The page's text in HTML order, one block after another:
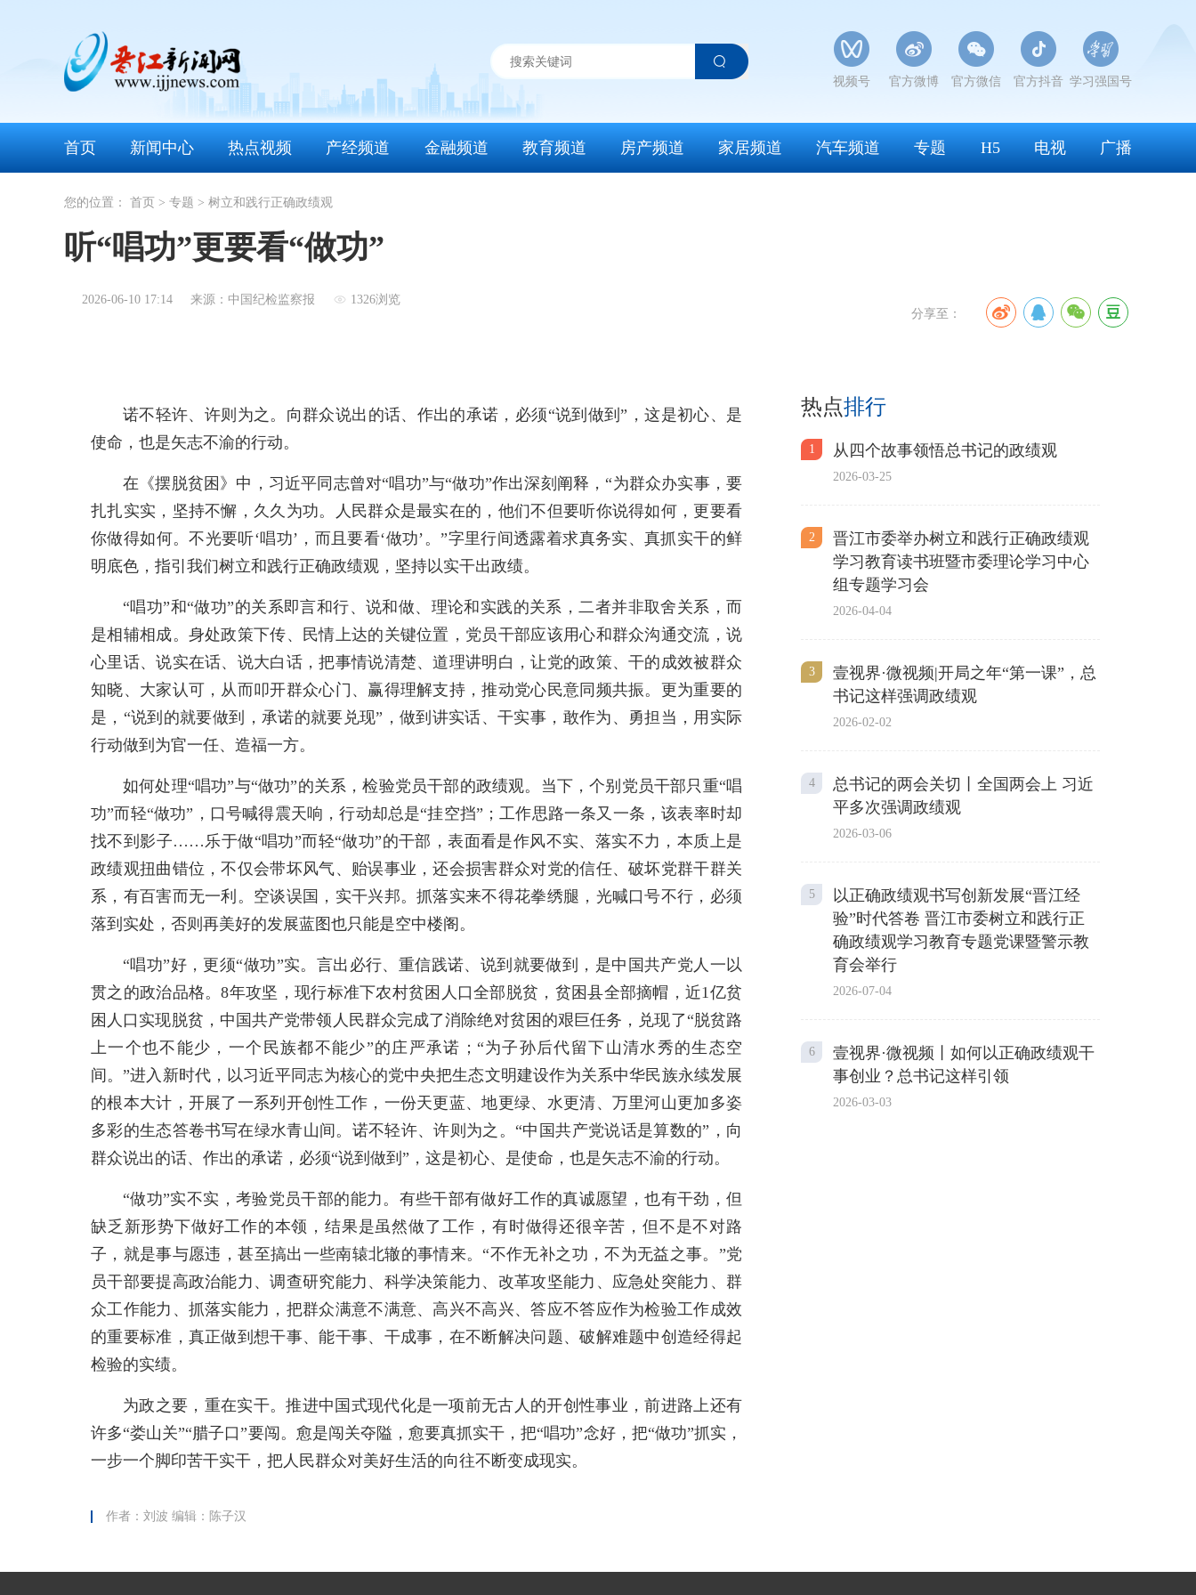
视频号 官方微博 官方微信 官方抖音 学习强国号
首页 新闻中心 热点视频 产经频道 金融频道 教育频道 房产频道 家居频道 汽车频道 专题 H5 电视 广播
您的位置： 首页 > 专题 > 树立和践行正确政绩观
听“唱功”更要看“做功”
2026-06-10 17:14 来源：中国纪检监察报
1326浏览
分享至：
诺不轻许、许则为之。向群众说出的话、作出的承诺，必须“说到做到”，这是初心、是
使命，也是矢志不渝的行动。
在《摆脱贫困》中，习近平同志曾对“唱功”与“做功”作出深刻阐释，“为群众办实事，要
扎扎实实，坚持不懈，久久为功。人民群众是最实在的，他们不但要听你说得如何，更要看
你做得如何。不光要听‘唱功’，而且要看‘做功’。”字里行间透露着求真务实、真抓实干的鲜
明底色，指引我们树立和践行正确政绩观，坚持以实干出政绩。
“唱功”和“做功”的关系即言和行、说和做、理论和实践的关系，二者并非取舍关系，而
是相辅相成。身处政策下传、民情上达的关键位置，党员干部应该用心和群众沟通交流，说
心里话、说实在话、说大白话，把事情说清楚、道理讲明白，让党的政策、干的成效被群众
知晓、大家认可，从而叩开群众心门、赢得理解支持，推动党心民意同频共振。更为重要的
是，“说到的就要做到，承诺的就要兑现”，做到讲实话、干实事，敢作为、勇担当，用实际
行动做到为官一任、造福一方。
如何处理“唱功”与“做功”的关系，检验党员干部的政绩观。当下，个别党员干部只重“唱
功”而轻“做功”，口号喊得震天响，行动却总是“挂空挡”；工作思路一条又一条，该表率时却
找不到影子……乐于做“唱功”而轻“做功”的干部，表面看是作风不实、落实不力，本质上是
政绩观扭曲错位，不仅会带坏风气、贻误事业，还会损害群众对党的信任、破坏党群干群关
系，有百害而无一利。空谈误国，实干兴邦。抓落实来不得花拳绣腿，光喊口号不行，必须
落到实处，否则再美好的发展蓝图也只能是空中楼阁。
“唱功”好，更须“做功”实。言出必行、重信践诺、说到就要做到，是中国共产党人一以
贯之的政治品格。8年攻坚，现行标准下农村贫困人口全部脱贫，贫困县全部摘帽，近1亿贫
困人口实现脱贫，中国共产党带领人民群众完成了消除绝对贫困的艰巨任务，兑现了“脱贫路
上一个也不能少，一个民族都不能少”的庄严承诺；“为子孙后代留下山清水秀的生态空
间。”进入新时代，以习近平同志为核心的党中央把生态文明建设作为关系中华民族永续发展
的根本大计，开展了一系列开创性工作，一份天更蓝、地更绿、水更清、万里河山更加多姿
多彩的生态答卷书写在绿水青山间。诺不轻许、许则为之。“中国共产党说话是算数的”，向
群众说出的话、作出的承诺，必须“说到做到”，这是初心、是使命，也是矢志不渝的行动。
“做功”实不实，考验党员干部的能力。有些干部有做好工作的真诚愿望，也有干劲，但
缺乏新形势下做好工作的本领，结果是虽然做了工作，有时做得还很辛苦，但不是不对路
子，就是事与愿违，甚至搞出一些南辕北辙的事情来。“不作无补之功，不为无益之事。”党
员干部要提高政治能力、调查研究能力、科学决策能力、改革攻坚能力、应急处突能力、群
众工作能力、抓落实能力，把群众满意不满意、高兴不高兴、答应不答应作为检验工作成效
的重要标准，真正做到想干事、能干事、干成事，在不断解决问题、破解难题中创造经得起
检验的实绩。
为政之要，重在实干。推进中国式现代化是一项前无古人的开创性事业，前进路上还有
许多“娄山关”“腊子口”要闯。愈是闯关夺隘，愈要真抓实干，把“唱功”念好，把“做功”抓实，
一步一个脚印苦干实干，把人民群众对美好生活的向往不断变成现实。
作者：刘波 编辑：陈子汉
热点排行
1 从四个故事领悟总书记的政绩观
2026-03-25
2
晋江市委举办树立和践行正确政绩观
学习教育读书班暨市委理论学习中心
组专题学习会
2026-04-04
3
壹视界·微视频|开局之年“第一课”，总
书记这样强调政绩观
2026-02-02
4
总书记的两会关切丨全国两会上 习近
平多次强调政绩观
2026-03-06
5
以正确政绩观书写创新发展“晋江经
验”时代答卷 晋江市委树立和践行正
确政绩观学习教育专题党课暨警示教
育会举行
2026-07-04
6
壹视界·微视频丨如何以正确政绩观干
事创业？总书记这样引领
2026-03-03